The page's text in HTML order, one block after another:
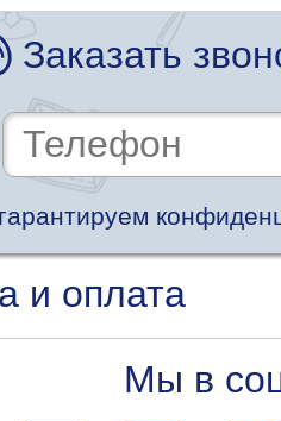
Заказать
и оплата
Мы в